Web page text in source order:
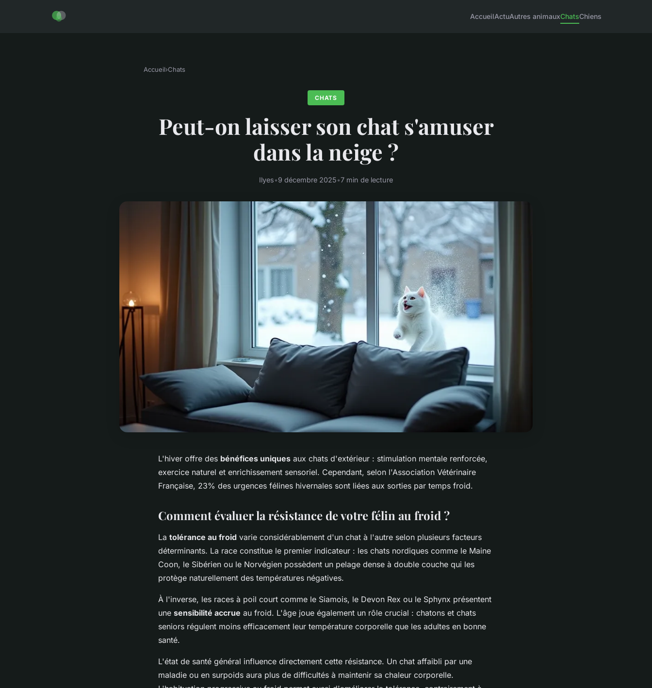
AccueilActuAutres animauxChatsChiens
Accueil›Chats
CHATS
Peut-on laisser son chat s'amuser
dans la neige ?
Ilyes•9 décembre 2025•7 min de lecture
L'hiver offre des bénéfices uniques aux chats d'extérieur : stimulation mentale renforcée,
exercice naturel et enrichissement sensoriel. Cependant, selon l'Association Vétérinaire
Française, 23% des urgences félines hivernales sont liées aux sorties par temps froid.
Comment évaluer la résistance de votre félin au froid ?
La tolérance au froid varie considérablement d'un chat à l'autre selon plusieurs facteurs
déterminants. La race constitue le premier indicateur : les chats nordiques comme le Maine
Coon, le Sibérien ou le Norvégien possèdent un pelage dense à double couche qui les
protège naturellement des températures négatives.
À l'inverse, les races à poil court comme le Siamois, le Devon Rex ou le Sphynx présentent
une sensibilité accrue au froid. L'âge joue également un rôle crucial : chatons et chats
seniors régulent moins efficacement leur température corporelle que les adultes en bonne
santé.
L'état de santé général influence directement cette résistance. Un chat affaibli par une
maladie ou en surpoids aura plus de difficultés à maintenir sa chaleur corporelle.